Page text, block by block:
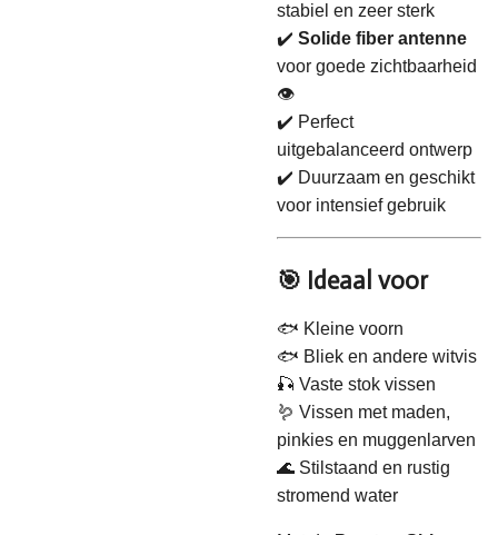
stabiel en zeer sterk
✔️ Solide fiber antenne
voor goede zichtbaarheid
👁️
✔️ Perfect
uitgebalanceerd ontwerp
✔️ Duurzaam en geschikt
voor intensief gebruik
🎯 Ideaal voor
🐟 Kleine voorn
🐟 Bliek en andere witvis
🎣 Vaste stok vissen
🪱 Vissen met maden,
pinkies en muggenlarven
🌊 Stilstaand en rustig
stromend water